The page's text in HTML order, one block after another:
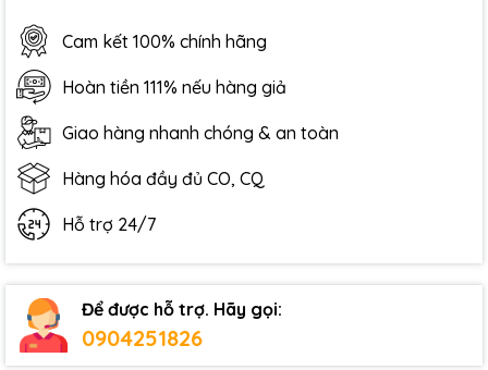
Cam kết 100% chính hãng
Hoàn tiền 111% nếu hàng giả
Giao hàng nhanh chóng & an toàn
Hàng hóa đầy đủ CO, CQ
Hỗ trợ 24/7
Để được hỗ trợ. Hãy gọi:
0904251826